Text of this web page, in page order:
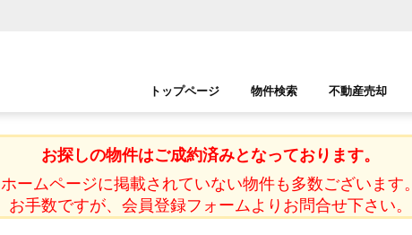
トップページ 物件検索
千葉エリア 木更津エリア
不動産売却
お探しの物件はご成約済みとなっております。
ホームページに掲載されていない物件も多数ございます。
お手数ですが、会員登録フォームよりお問合せ下さい。